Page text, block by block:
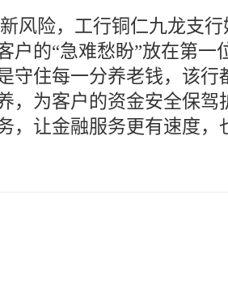
风险，工行铜仁九龙支
户的“急难愁盼”放在第一
守住每一分养老钱，该行
，为客户的资金安全保驾
，让金融服务更有速度，